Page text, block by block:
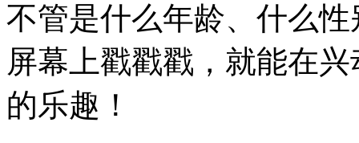
不管是什么年龄、什么
屏幕上戳戳戳，就能在
的乐趣！